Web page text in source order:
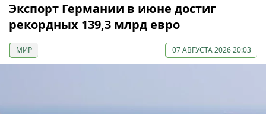
Экспорт Германии в июне достиг
рекордных 139,3 млрд евро
МИР 07 АВГУСТА 2026 20:03